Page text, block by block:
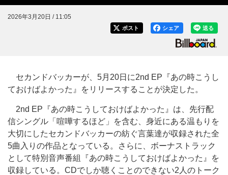
2026年3月20日 / 11:05
送る
シェア
ポスト
セカンドバッカーが、5月20日に2nd EP『あの時こうし
ておけばよかった』をリリースすることが決定した。
2nd EP『あの時こうしておけばよかった』は、先行配
信シングル「喧嘩するほど」を含む、身近にある温もりを
大切にしたセカンドバッカーの紡ぐ言葉達が収録された全
5曲入りの作品となっている。さらに、ボーナストラック
として特別音声番組『あの時こうしておけばよかった』を
収録している。CDでしか聴くことのできない2人のトーク